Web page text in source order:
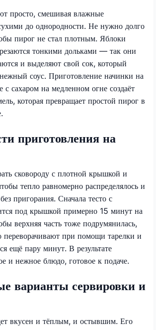
просто, смешивая влажные
до однородности. Не нужно долго
пирог не стал плотным. Яблоки
тонкими дольками — так они
и выделяют свой сок, который
соус. Приготовление начинки на
с сахаром на медленном огне создаёт
которая превращает простой пирог в
приготовления на
сковороду с плотной крышкой и
тепло равномерно распределялось и
пригорания. Сначала тесто с
под крышкой примерно 15 минут на
верхняя часть тоже подрумянилась,
переворачивают при помощи тарелки и
ещё пару минут. В результате
и нежное блюдо, готовое к подаче.
варианты сервировки и
вкусен и тёплым, и остывшим. Его